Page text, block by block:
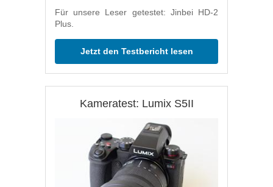
Für unsere Leser getestet: Jinbei HD-2
Plus.
Jetzt den Testbericht lesen
Kameratest: Lumix S5II